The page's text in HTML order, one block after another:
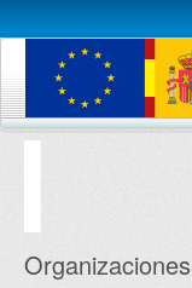
Conjuntos de
Organizaciones